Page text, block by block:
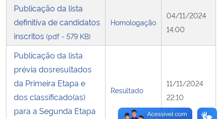
Publicação da lista
definitiva de candidatos
inscritos (pdf - 579 KB)
Homologação
04/11/2024
14:00
Publicação da lista
prévia dosresultados
da Primeira Etapa e
dos classificado(as)
para a Segunda Etapa
Resultado
11/11/2024
22:10